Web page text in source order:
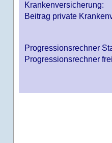
Krankenversicherung:
Beitrag private
Progressionsrechner
Progressionsrechner